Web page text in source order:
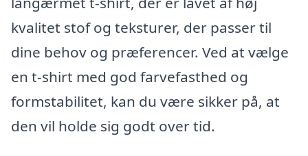
kvalitet stof og teksturer, der passer til
dine behov og præferencer. Ved at vælge
en t-shirt med god farvefasthed og
formstabilitet, kan du være sikker på, at
den vil holde sig godt over tid.